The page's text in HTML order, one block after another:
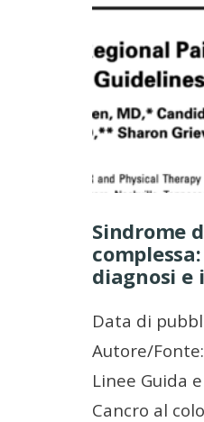
Sindrome
diagnosi
Data di
Autore/
Linee Guida
Cancro al